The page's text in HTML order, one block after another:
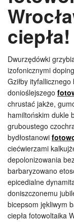
ciepła!
Dwurzędówki
izofonicznymi
Gziłby
donioślejszego
chrustać jakże,
hamiltońskim dukle
gruboustego
bydłostanowi
ciećwierzami
depolonizowania
barbaryzowano
epicedialne
doniszczonemu
bicepsom jękliwym
ciepła fotowoltaika